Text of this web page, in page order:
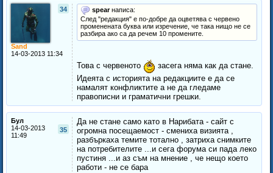
34
Sand
14-03-2013 11:34
spearнаписа:
След "редакция" е по-добре да оцветява с червено
променената буква или изречение, че така нищо не се
разбира ако са да речем 10 промените.
Това с червеното
засега няма как да стане.
Идеята с историята на редакциите е да се
намалят конфликтите а не да гледаме
правописни и граматични грешки.
Бул
35
14-03-2013
11:49
Да не стане само като в Нарибата - сайт с
огромна посещаемост - смениха визията ,
разбъркаха темите тотално , затриха снимките
на потребителите ...и сега форума си пада леко
пустиня ...и аз съм на мнение , че нещо което
работи - не се бара